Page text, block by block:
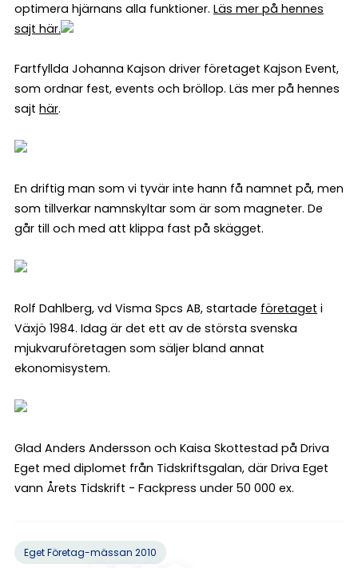
optimera hjärnans alla funktioner. Läs mer på hennes
sajt här.
Fartfyllda Johanna Kajson driver företaget Kajson Event,
som ordnar fest, events och bröllop. Läs mer på hennes
sajt här.
En driftig man som vi tyvär inte hann få namnet på, men
som tillverkar namnskyltar som är som magneter. De
går till och med att klippa fast på skägget.
Rolf Dahlberg, vd Visma Spcs AB, startade företaget i
Växjö 1984. Idag är det ett av de största svenska
mjukvaruföretagen som säljer bland annat
ekonomisystem.
Glad Anders Andersson och Kaisa Skottestad på Driva
Eget med diplomet från Tidskriftsgalan, där Driva Eget
vann Årets Tidskrift - Fackpress under 50 000 ex.
Eget Företag-mässan 2010